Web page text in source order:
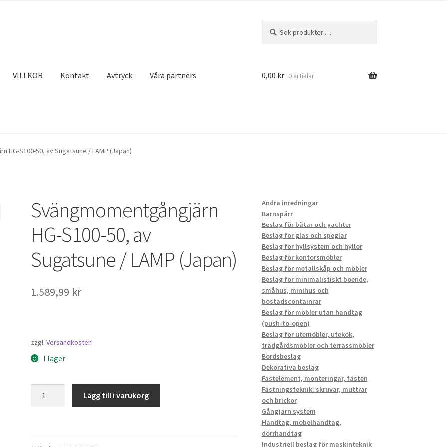
efter:
VILLKOR Kontakt Avtryck Våra partners
Kassaapparat KontaktMitt konto
0,00 kr 0 artiklar
HG-S100-50, av Sugatsune / LAMP (Japan)
Svängmomentgångjärn
HG-S100-50, av
Sugatsune / LAMP (Japan)
1.589,99 kr
zzgl.Versandkosten
I lager
Lägg till i varukorg
Andra inredningar
Barnspärr
Beslag för båtar och yachter
Beslag för glas och speglar
Beslag för hyllsystem och hyllor
Beslag för kontorsmöbler
Beslag för metallskåp och möbler
Beslag för minimalistiskt boende,
småhus, minihus och
bostadscontainrar
Beslag för möbler utan handtag
(push-to-open)
Beslag för utemöbler, utekök,
trädgårdsmöbler och terrassmöbler
Bordsbeslag
Dekorativa beslag
Fästelement, monteringar, fästen
Fästningsteknik: skruvar, muttrar
och brickor
Gångjärn system
Handtag, möbelhandtag,
dörrhandtag
Industriell beslag för maskinteknik